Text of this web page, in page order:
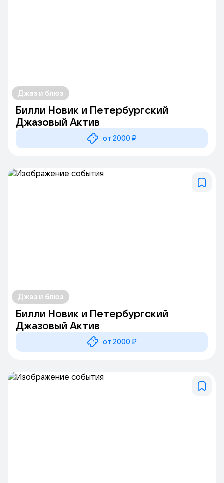
Джаз и блюз
Билли Новик и Петербургский
Джазовый Актив
от 2000 ₽
Джаз и блюз
Билли Новик и Петербургский
Джазовый Актив
от 2000 ₽